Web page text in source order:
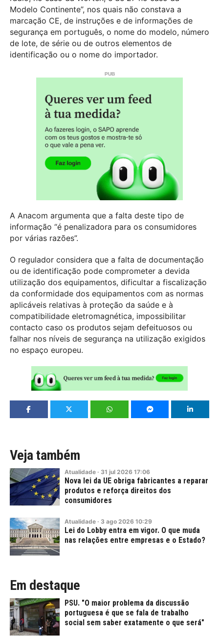
Modelo Continente”, nos quais não constava a
marcação CE, de instruções e de informações de
segurança em português, o nome do modelo, número
de lote, de série ou de outros elementos de
identificação ou o nome do importador.
A Anacom argumenta que a falta deste tipo de
informação “é penalizadora para os consumidores
por várias razões”.
O regulador considera que a falta de documentação
ou de identificação pode comprometer a devida
utilização dos equipamentos, dificultar a fiscalização
da conformidade dos equipamentos com as normas
aplicáveis relativas à proteção da saúde e à
compatibilidade eletromagnética, impossibilitar
contacto caso os produtos sejam defeituosos ou
falhar nos níveis de segurança na utilização exigidos
no espaço europeu.
Veja também
Atualidade · 31 jul 2026 17:06
Nova lei da UE obriga fabricantes a reparar
produtos e reforça direitos dos
consumidores
Atualidade · 3 ago 2026 10:29
Lei do Lobby entra em vigor. O que muda
nas relações entre empresas e o Estado?
Em destaque
PSU. "O maior problema da discussão
portuguesa é que se fala de trabalho
social sem saber exatamente o que será"